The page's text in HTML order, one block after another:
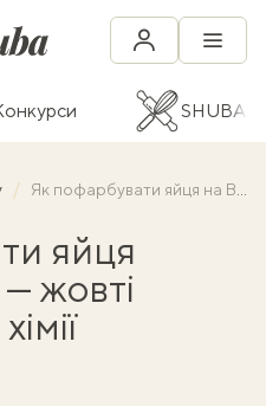
SHUBA
Як пофарбувати яйця на Великдень — жовті крашанки без хімії
яйця
жовті